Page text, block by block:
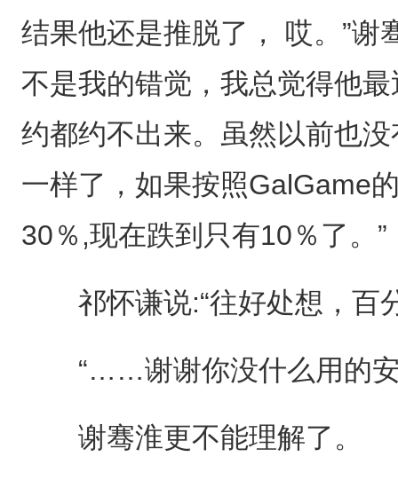
结果他还是推脱了， 哎。”谢
不是我的错觉，我总觉得他
约都约不出来。虽然以前也
一样了，如果按照GalGame
30％,现在跌到只有10％了。”
祁怀谦说:“往好处想，百
“……谢谢你没什么用的安
谢骞淮更不能理解了。